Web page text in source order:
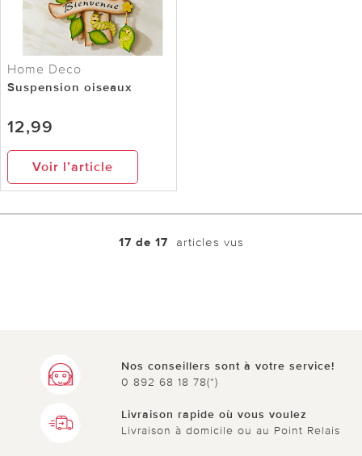
Home Deco
Suspension oiseaux
12,99
Voir l’article
17 de 17 articles vus
Nos conseillers sont à votre service!
0 892 68 18 78(*)
Livraison rapide où vous voulez
Livraison à domicile ou au Point Relais